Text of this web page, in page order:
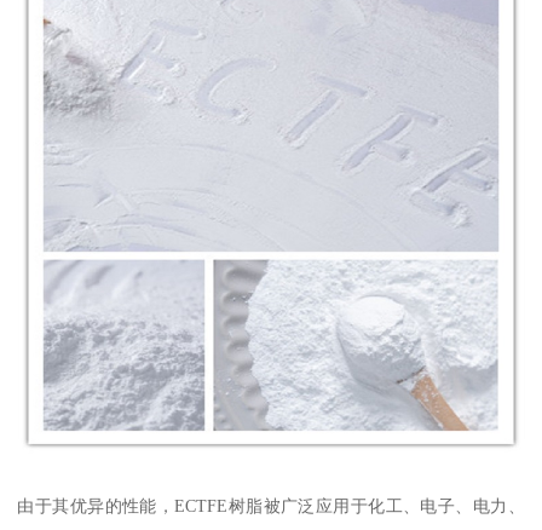
由于其优异的性能，ECTFE树脂被广泛应用于化工、电子、电力、